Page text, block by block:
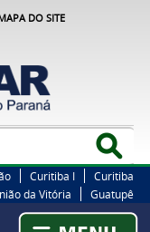
DO SITE
Curitiba I
Curitiba
da Vitória Guatupê